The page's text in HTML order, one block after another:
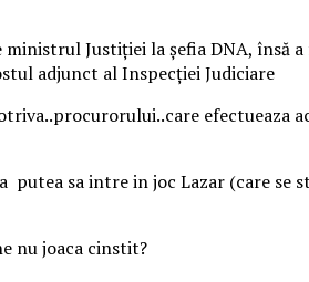
Justiției la șefia DNA, însă
adjunct al Inspecției Judiciare
sa intre in joc Lazar (care se
nu joaca cinstit?